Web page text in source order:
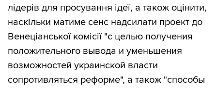
лідерів для просування ідеї, а також оцінити,
наскільки матиме сенс надсилати проект до
Венеціанської комісії "с целью получения
положительного вывода и уменьшения
возможностей украинской власти
сопротивляться реформе", а також "способы